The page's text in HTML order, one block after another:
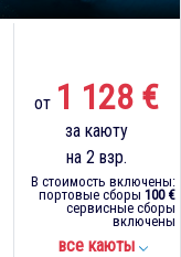
от 1 128 €
за каюту
на 2 взр.
В стоимость включены:
портовые сборы 100 €
сервисные сборы
включены
все каюты